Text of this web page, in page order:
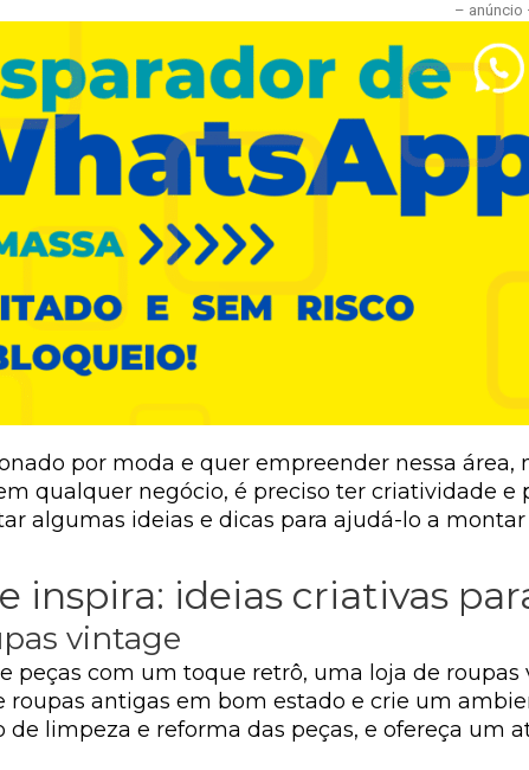
– anúncio
por moda e quer empreender nessa
qualquer negócio, é preciso ter criatividade
algumas ideias e dicas para ajudá-lo a
inspira: ideias criativas
vintage
peças com um toque retrô, uma loja de
roupas antigas em bom estado e crie um
de limpeza e reforma das peças, e ofereça um